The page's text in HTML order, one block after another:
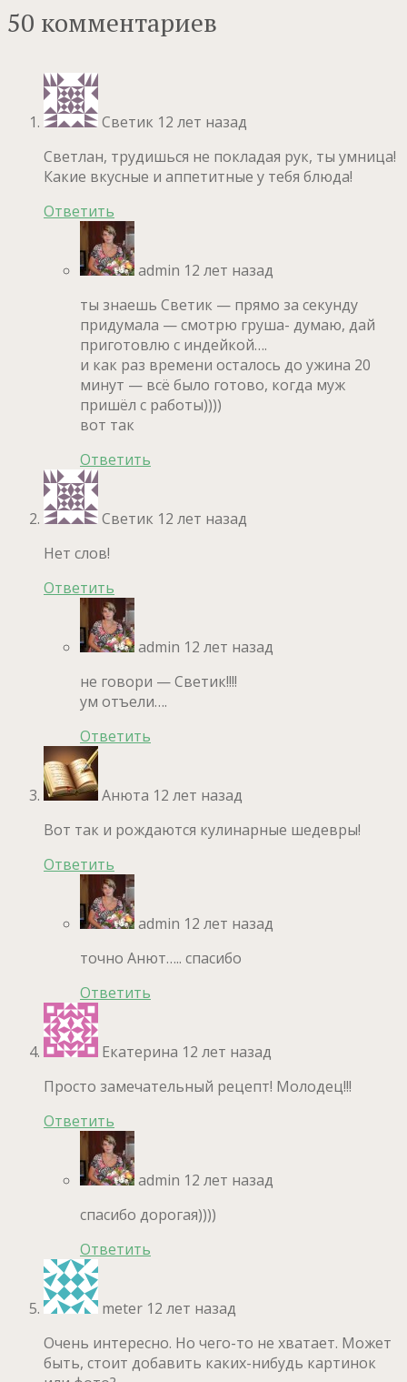
50 комментариев
Светик 12 лет назад
Светлан, трудишься не покладая рук, ты умница!
Какие вкусные и аппетитные у тебя блюда!
Ответить
admin 12 лет назад
ты знаешь Светик — прямо за секунду
придумала — смотрю груша- думаю, дай
приготовлю с индейкой….
и как раз времени осталось до ужина 20
минут — всё было готово, когда муж
пришёл с работы))))
вот так
Ответить
Светик 12 лет назад
Нет слов!
Ответить
admin 12 лет назад
не говори — Светик!!!!
ум отъели….
Ответить
Анюта 12 лет назад
Вот так и рождаются кулинарные шедевры!
Ответить
admin 12 лет назад
точно Анют….. спасибо
Ответить
Екатерина 12 лет назад
Просто замечательный рецепт! Молодец!!!
Ответить
admin 12 лет назад
спасибо дорогая))))
Ответить
meter 12 лет назад
Очень интересно. Но чего-то не хватает. Может
быть, стоит добавить каких-нибудь картинок